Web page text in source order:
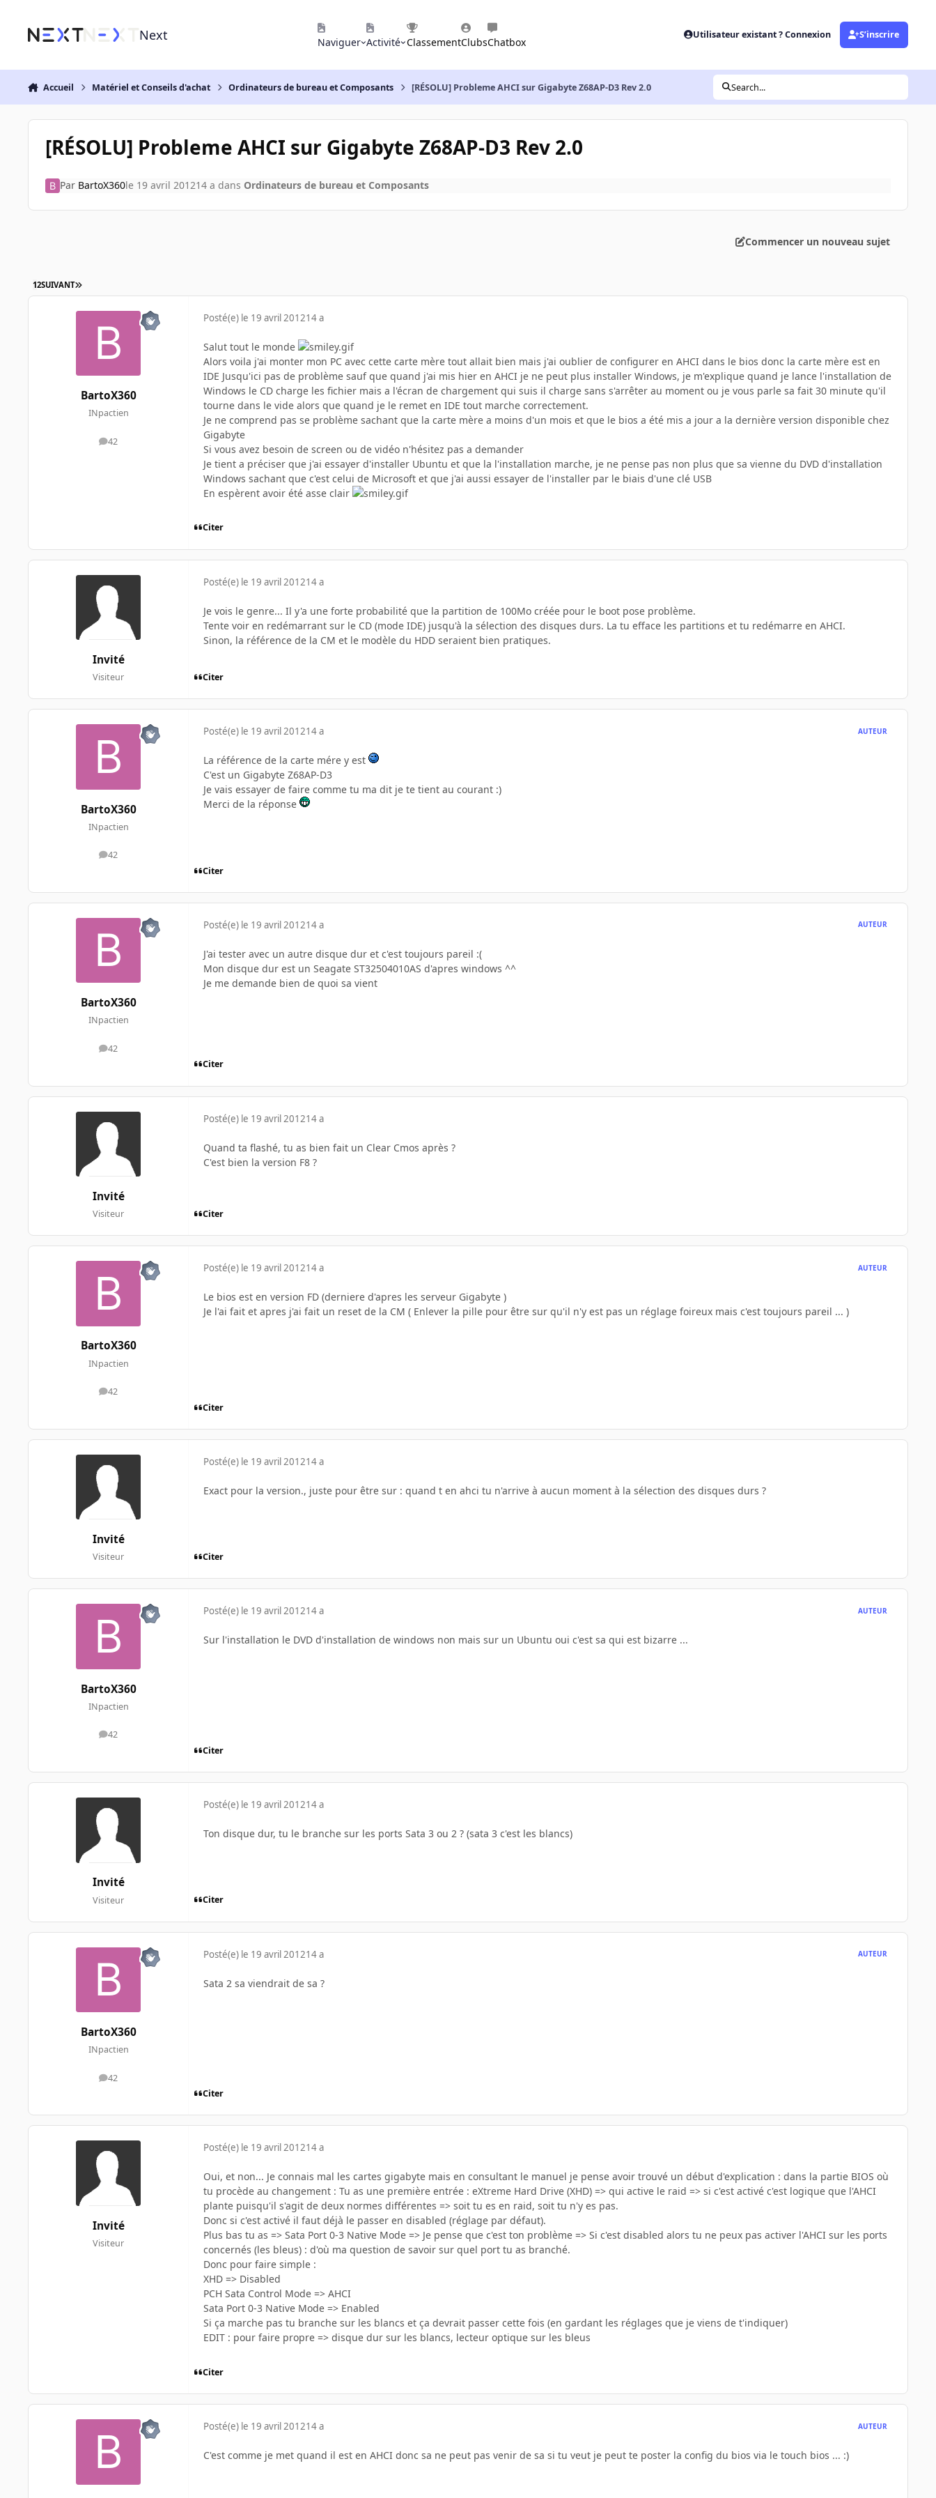
Next Naviguer Activité ClassementClubsChatbox
Utilisateur existant ? Connexion S’inscrire
Accueil Matériel et Conseils d'achat Ordinateurs de bureau et Composants [RÉSOLU] Probleme AHCI sur Gigabyte Z68AP-D3 Rev 2.0 Search...
[RÉSOLU] Probleme AHCI sur Gigabyte Z68AP-D3 Rev 2.0
Par BartoX360le 19 avril 201214 a dans Ordinateurs de bureau et Composants
Commencer un nouveau sujet
12SUIVANT
BartoX360
INpactien
42
messages
Posté(e) le 19 avril 201214 a
Salut tout le monde
Alors voila j'ai monter mon PC avec cette carte mère tout allait bien mais j'ai oublier de configurer en AHCI dans le bios donc la carte mère est en
IDE Jusqu'ici pas de problème sauf que quand j'ai mis hier en AHCI je ne peut plus installer Windows, je m'explique quand je lance l'installation de
Windows le CD charge les fichier mais a l'écran de chargement qui suis il charge sans s'arrêter au moment ou je vous parle sa fait 30 minute qu'il
tourne dans le vide alors que quand je le remet en IDE tout marche correctement.
Je ne comprend pas se problème sachant que la carte mère a moins d'un mois et que le bios a été mis a jour a la dernière version disponible chez
Gigabyte
Si vous avez besoin de screen ou de vidéo n'hésitez pas a demander
Je tient a préciser que j'ai essayer d'installer Ubuntu et que la l'installation marche, je ne pense pas non plus que sa vienne du DVD d'installation
Windows sachant que c'est celui de Microsoft et que j'ai aussi essayer de l'installer par le biais d'une clé USB
En espèrent avoir été asse clair
Citer
Invité
Visiteur
Posté(e) le 19 avril 201214 a
Je vois le genre... Il y'a une forte probabilité que la partition de 100Mo créée pour le boot pose problème.
Tente voir en redémarrant sur le CD (mode IDE) jusqu'à la sélection des disques durs. La tu efface les partitions et tu redémarre en AHCI.
Sinon, la référence de la CM et le modèle du HDD seraient bien pratiques.
Citer
BartoX360
INpactien
42
messages
Posté(e) le 19 avril 201214 a AUTEUR
La référence de la carte mére y est
C'est un Gigabyte Z68AP-D3
Je vais essayer de faire comme tu ma dit je te tient au courant :)
Merci de la réponse
Citer
BartoX360
INpactien
42
messages
Posté(e) le 19 avril 201214 a AUTEUR
J'ai tester avec un autre disque dur et c'est toujours pareil :(
Mon disque dur est un Seagate ST32504010AS d'apres windows ^^
Je me demande bien de quoi sa vient
Citer
Invité
Visiteur
Posté(e) le 19 avril 201214 a
Quand ta flashé, tu as bien fait un Clear Cmos après ?
C'est bien la version F8 ?
Citer
BartoX360
INpactien
42
messages
Posté(e) le 19 avril 201214 a AUTEUR
Le bios est en version FD (derniere d'apres les serveur Gigabyte )
Je l'ai fait et apres j'ai fait un reset de la CM ( Enlever la pille pour être sur qu'il n'y est pas un réglage foireux mais c'est toujours pareil ... )
Citer
Invité
Visiteur
Posté(e) le 19 avril 201214 a
Exact pour la version., juste pour être sur : quand t en ahci tu n'arrive à aucun moment à la sélection des disques durs ?
Citer
BartoX360
INpactien
42
messages
Posté(e) le 19 avril 201214 a AUTEUR
Sur l'installation le DVD d'installation de windows non mais sur un Ubuntu oui c'est sa qui est bizarre ...
Citer
Invité
Visiteur
Posté(e) le 19 avril 201214 a
Ton disque dur, tu le branche sur les ports Sata 3 ou 2 ? (sata 3 c'est les blancs)
Citer
BartoX360
INpactien
42
messages
Posté(e) le 19 avril 201214 a AUTEUR
Sata 2 sa viendrait de sa ?
Citer
Invité
Visiteur
Posté(e) le 19 avril 201214 a
Oui, et non... Je connais mal les cartes gigabyte mais en consultant le manuel je pense avoir trouvé un début d'explication : dans la partie BIOS où
tu procède au changement : Tu as une première entrée : eXtreme Hard Drive (XHD) => qui active le raid => si c'est activé c'est logique que l'AHCI
plante puisqu'il s'agit de deux normes différentes => soit tu es en raid, soit tu n'y es pas.
Donc si c'est activé il faut déjà le passer en disabled (réglage par défaut).
Plus bas tu as => Sata Port 0-3 Native Mode => Je pense que c'est ton problème => Si c'est disabled alors tu ne peux pas activer l'AHCI sur les ports
concernés (les bleus) : d'où ma question de savoir sur quel port tu as branché.
Donc pour faire simple :
XHD => Disabled
PCH Sata Control Mode => AHCI
Sata Port 0-3 Native Mode => Enabled
Si ça marche pas tu branche sur les blancs et ça devrait passer cette fois (en gardant les réglages que je viens de t'indiquer)
EDIT : pour faire propre => disque dur sur les blancs, lecteur optique sur les bleus
Citer
Posté(e) le 19 avril 201214 a AUTEUR
C'est comme je met quand il est en AHCI donc sa ne peut pas venir de sa si tu veut je peut te poster la config du bios via le touch bios ... :)